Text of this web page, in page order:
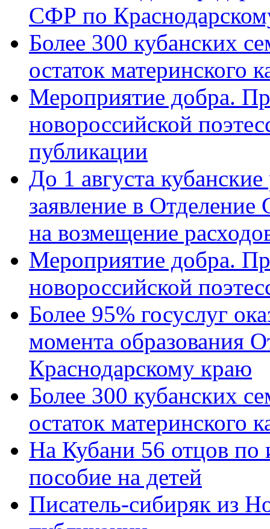
СФР по
Более 300 кубанских
остаток материнского
Мероприятие добра.
новороссийской
публикации
До 1 августа
заявление в
на возмещение
Мероприятие добра.
новороссийской
Более 95% госуслуг
момента образования
Краснодарскому краю
Более 300 кубанских
остаток материнского
На Кубани 56 отцов по
пособие на детей
Писатель-сибиряк из